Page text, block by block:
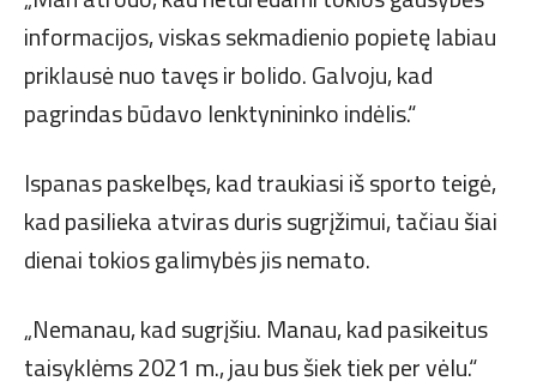
informacijos, viskas sekmadienio popietę labiau
priklausė nuo tavęs ir bolido. Galvoju, kad
pagrindas būdavo lenktynininko indėlis.“
Ispanas paskelbęs, kad traukiasi iš sporto teigė,
kad pasilieka atviras duris sugrįžimui, tačiau šiai
dienai tokios galimybės jis nemato.
„Nemanau, kad sugrįšiu. Manau, kad pasikeitus
taisyklėms 2021 m., jau bus šiek tiek per vėlu.“